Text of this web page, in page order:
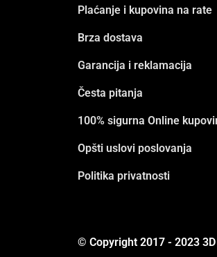
Plaćanje i kupovina na rate
Brza dostava
Garancija i reklamacija
Česta pitanja
100% sigurna Online
Opšti uslovi poslovanja
Politika privatnosti
© Copyright 2017 - 2023